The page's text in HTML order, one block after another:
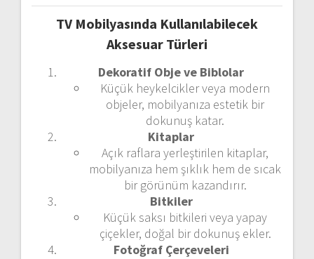
TV Mobilyasında Kullanılabilecek
Aksesuar Türleri
Dekoratif Obje ve Biblolar
Küçük heykelcikler veya modern
objeler, mobilyanıza estetik bir
dokunuş katar.
Kitaplar
Açık raflara yerleştirilen kitaplar,
mobilyanıza hem şıklık hem de sıcak
bir görünüm kazandırır.
Bitkiler
Küçük saksı bitkileri veya yapay
çiçekler, doğal bir dokunuş ekler.
Fotoğraf Çerçeveleri